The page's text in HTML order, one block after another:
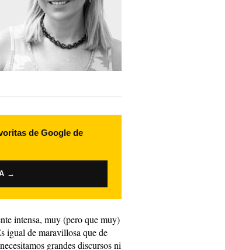
de Google de
→
intensa, muy (pero que muy)
igual de maravillosa que de
grandes discursos ni